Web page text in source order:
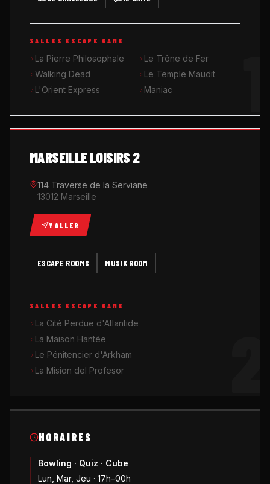
MUSIK ROOM KARAOKÉ
QUIZ GAME
SALLES ESCAPE GAME
La Pierre Philosophale
Le Trône de Fer
Walking Dead
Le Temple Maudit
L'Orient Express
Maniac
HORAIRES
Bowling · Quiz · Cube
Lun, Mar, Jeu · 17h–00h
MARSEILLE LOISIRS 2
114 Traverse de la Serviane
13012 Marseille
Y ALLER
ESCAPE ROOMS MUSIK ROOM
SALLES ESCAPE GAME
La Cité Perdue d'Atlantide
La Maison Hantée
Le Pénitencier d'Arkham
La Mision del Profesor